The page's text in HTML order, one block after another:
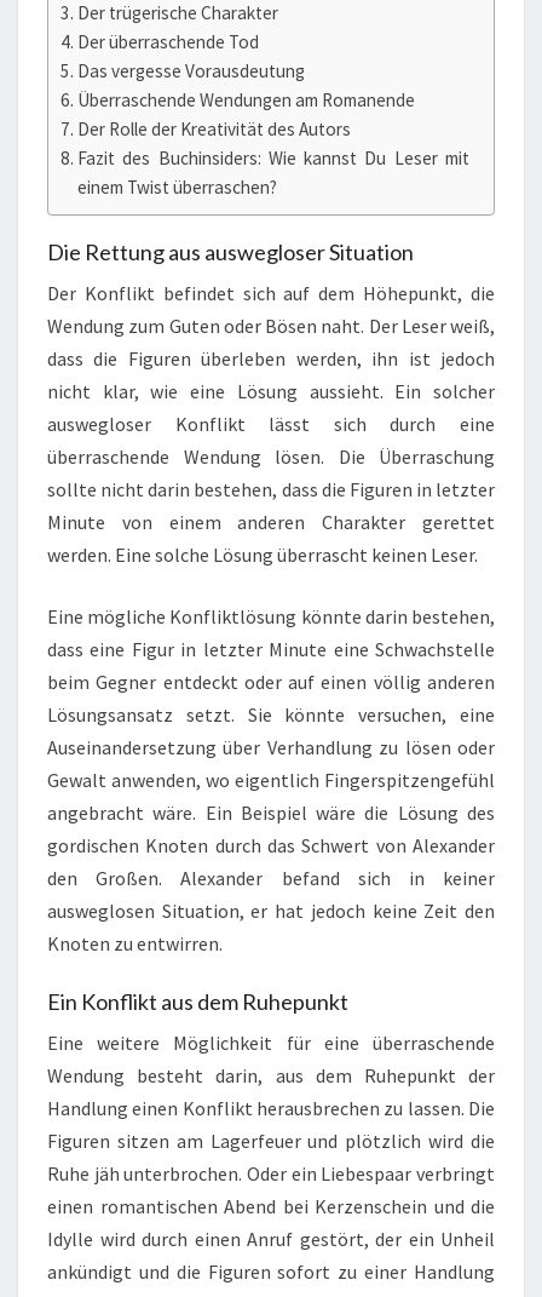
Der trügerische Charakter
Der überraschende Tod
Das vergesse Vorausdeutung
Überraschende Wendungen am Romanende
Der Rolle der Kreativität des Autors
Fazit des Buchinsiders: Wie kannst Du Leser mit
einem Twist überraschen?
Die Rettung aus auswegloser Situation
Der Konflikt befindet sich auf dem Höhepunkt, die
Wendung zum Guten oder Bösen naht. Der Leser weiß,
dass die Figuren überleben werden, ihn ist jedoch
nicht klar, wie eine Lösung aussieht. Ein solcher
auswegloser Konflikt lässt sich durch eine
überraschende Wendung lösen. Die Überraschung
sollte nicht darin bestehen, dass die Figuren in letzter
Minute von einem anderen Charakter gerettet
werden. Eine solche Lösung überrascht keinen Leser.
Eine mögliche Konfliktlösung könnte darin bestehen,
dass eine Figur in letzter Minute eine Schwachstelle
beim Gegner entdeckt oder auf einen völlig anderen
Lösungsansatz setzt. Sie könnte versuchen, eine
Auseinandersetzung über Verhandlung zu lösen oder
Gewalt anwenden, wo eigentlich Fingerspitzengefühl
angebracht wäre. Ein Beispiel wäre die Lösung des
gordischen Knoten durch das Schwert von Alexander
den Großen. Alexander befand sich in keiner
ausweglosen Situation, er hat jedoch keine Zeit den
Knoten zu entwirren.
Ein Konflikt aus dem Ruhepunkt
Eine weitere Möglichkeit für eine überraschende
Wendung besteht darin, aus dem Ruhepunkt der
Handlung einen Konflikt herausbrechen zu lassen. Die
Figuren sitzen am Lagerfeuer und plötzlich wird die
Ruhe jäh unterbrochen. Oder ein Liebespaar verbringt
einen romantischen Abend bei Kerzenschein und die
Idylle wird durch einen Anruf gestört, der ein Unheil
ankündigt und die Figuren sofort zu einer Handlung